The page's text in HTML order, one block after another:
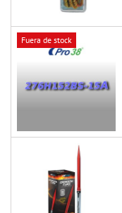
Fuera de stock